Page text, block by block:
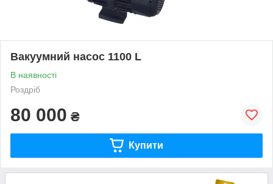
Вакуумний насос 1100 L
В наявності
Роздріб
80 000 ₴
Купити